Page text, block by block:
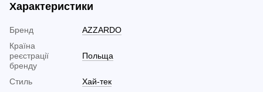
Характеристики
Бренд
AZZARDO
Країна
реєстрації
бренду
Польща
Стиль
Хай-тек